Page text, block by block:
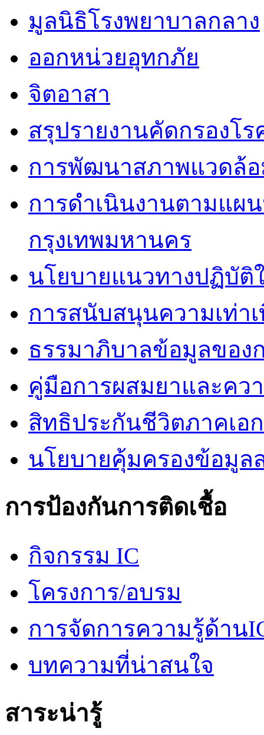
มูลนิธิโรงพยาบาลกลาง
ออกหน่วยอุทกภัย
จิตอาสา
สรุปรายงานคัดกรองโ
การพัฒนาสภาพแวดล้อ
การดำเนินงานตามแผ
กรุงเทพมหานคร
นโยบายแนวทางปฏิบัติ
การสนับสนุนความเท่า
ธรรมาภิบาลข้อมูลของ
คู่มือการผสมยาและคว
สิทธิประกันชีวิตภาคเอ
นโยบายคุ้มครองข้อมูล
การป้องกันการติดเชื้อ
กิจกรรม IC
โครงการ/อบรม
การจัดการความรู้ด้าน
บทความที่น่าสนใจ
สาระน่ารู้